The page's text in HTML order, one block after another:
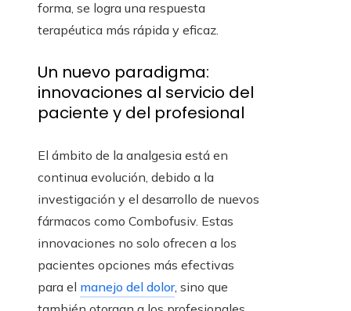
forma, se logra una respuesta
terapéutica más rápida y eficaz.
Un nuevo paradigma:
innovaciones al servicio del
paciente y del profesional
El ámbito de la analgesia está en
continua evolución, debido a la
investigación y el desarrollo de nuevos
fármacos como Combofusiv. Estas
innovaciones no solo ofrecen a los
pacientes opciones más efectivas
para el manejo del dolor, sino que